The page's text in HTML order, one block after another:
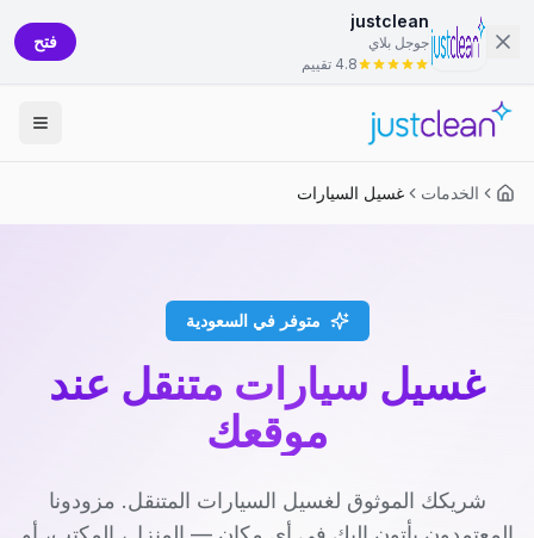
justclean
جوجل بلاي
4.8 تقييم
فتح
الخدمات غسيل السيارات
متوفر في السعودية
غسيل سيارات متنقل عند
موقعك
شريكك الموثوق لغسيل السيارات المتنقل. مزودونا